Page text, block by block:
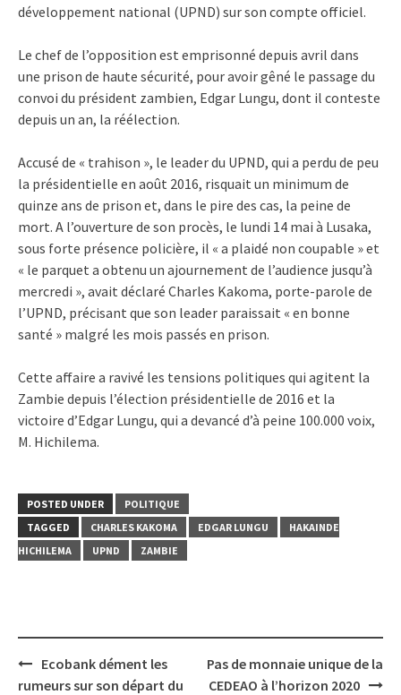
développement national (UPND) sur son compte officiel.
Le chef de l’opposition est emprisonné depuis avril dans
une prison de haute sécurité, pour avoir gêné le passage du
convoi du président zambien, Edgar Lungu, dont il conteste
depuis un an, la réélection.
Accusé de « trahison », le leader du UPND, qui a perdu de peu
la présidentielle en août 2016, risquait un minimum de
quinze ans de prison et, dans le pire des cas, la peine de
mort. A l’ouverture de son procès, le lundi 14 mai à Lusaka,
sous forte présence policière, il « a plaidé non coupable » et
« le parquet a obtenu un ajournement de l’audience jusqu’à
mercredi », avait déclaré Charles Kakoma, porte-parole de
l’UPND, précisant que son leader paraissait « en bonne
santé » malgré les mois passés en prison.
Cette affaire a ravivé les tensions politiques qui agitent la
Zambie depuis l’élection présidentielle de 2016 et la
victoire d’Edgar Lungu, qui a devancé d’à peine 100.000 voix,
M. Hichilema.
POSTED UNDER
POLITIQUE
TAGGED
CHARLES KAKOMA EDGAR LUNGU
HAKAINDE
HICHILEMA
UPND ZAMBIE
Post
navigation
Ecobank dément les
rumeurs sur son départ du
Pas de monnaie unique de la
CEDEAO à l’horizon 2020